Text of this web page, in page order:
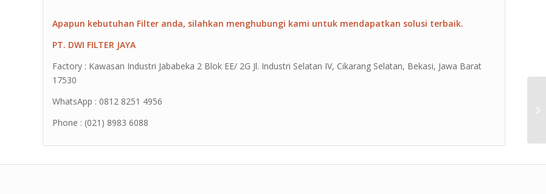
Apapun kebutuhan Filter anda, silahkan menghubungi kami untuk mendapatkan solusi terbaik.
PT. DWI FILTER JAYA
Factory : Kawasan Industri Jababeka 2 Blok EE/ 2G Jl. Industri Selatan IV, Cikarang Selatan, Bekasi, Jawa Barat
17530
WhatsApp : 0812 8251 4956
Phone : (021) 8983 6088